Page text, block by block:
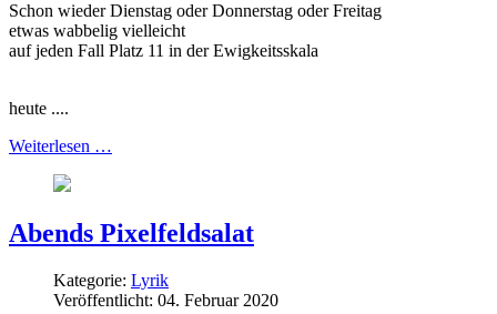
Schon wieder Dienstag oder Donnerstag oder Freitag
etwas wabbelig vielleicht
auf jeden Fall Platz 11 in der Ewigkeitsskala
heute ....
Weiterlesen …
Abends Pixelfeldsalat
Kategorie: Lyrik
Veröffentlicht: 04. Februar 2020